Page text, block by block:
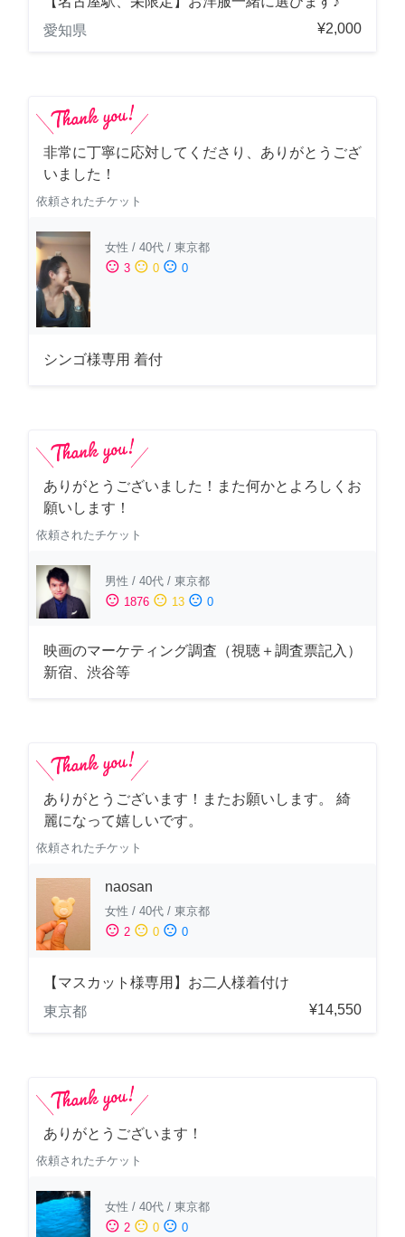
愛知県
¥2,000
非常に丁寧に応対してくださり、ありがとうござ
いました！
依頼されたチケット
女性 / 40代 / 東京都
sentiment_satisfied 3 sentiment_neutral 0 sentiment_dissatisfied 0
シンゴ様専用 着付
ありがとうございました！また何かとよろしくお
願いします！
依頼されたチケット
男性 / 40代 / 東京都
sentiment_satisfied 1876 sentiment_neutral 13 sentiment_dissatisfied 0
映画のマーケティング調査（視聴＋調査票記入）
新宿、渋谷等
ありがとうございます！またお願いします。 綺
麗になって嬉しいです。
依頼されたチケット
naosan
女性 / 40代 / 東京都
sentiment_satisfied 2 sentiment_neutral 0 sentiment_dissatisfied 0
【マスカット様専用】お二人様着付け
東京都
¥14,550
ありがとうございます！
依頼されたチケット
女性 / 40代 / 東京都
sentiment_satisfied 2 sentiment_neutral 0 sentiment_dissatisfied 0